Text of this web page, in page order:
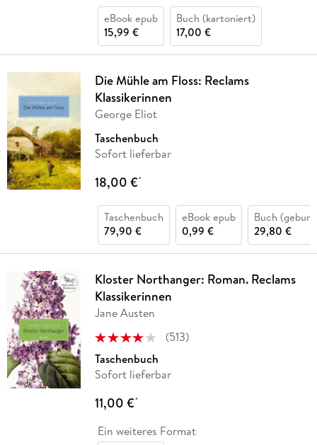
eBook epub
15,99 €
Buch (kartoniert)
17,00 €
Die Mühle am Floss: Reclams
Klassikerinnen
George Eliot
Taschenbuch
Sofort lieferbar
18,00 €*
Taschenbuch
79,90 €
eBook epub
0,99 €
Buch
29,80 €
Kloster Northanger: Roman. Reclams
Klassikerinnen
Jane Austen
(513)
Taschenbuch
Sofort lieferbar
11,00 €*
Ein weiteres Format